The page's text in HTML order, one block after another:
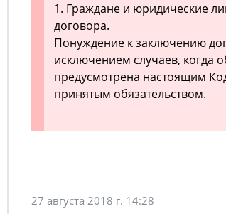
1. Граждане и юридические
договора.
Понуждение к заключению
исключением случаев, когда
предусмотрена настоящим
принятым обязательством.
27 августа 2018 г. 14:28